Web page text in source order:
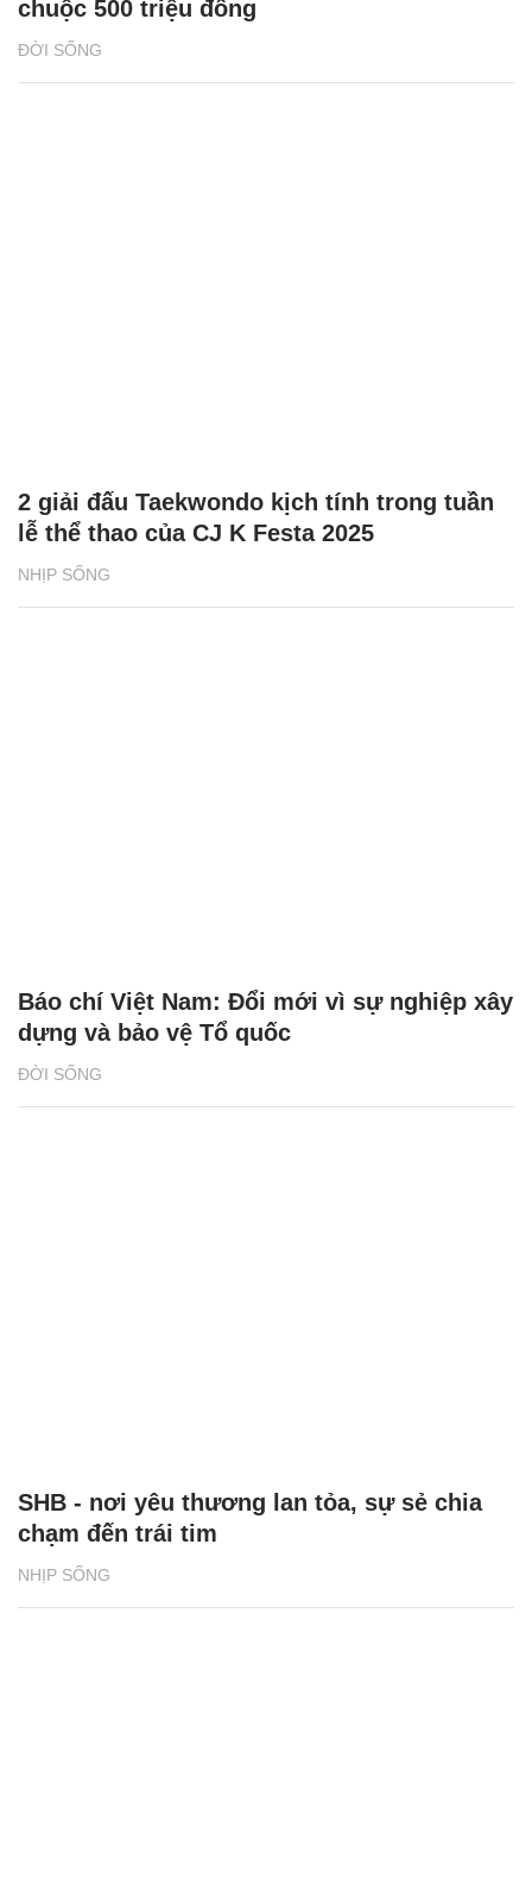
ĐỜI SỐNG
chuộc 500 triệu đồng
NHỊP SỐNG
2 giải đấu Taekwondo kịch tính trong tuần
lễ thể thao của CJ K Festa 2025
ĐỜI SỐNG
Báo chí Việt Nam: Đổi mới vì sự nghiệp xây
dựng và bảo vệ Tổ quốc
NHỊP SỐNG
SHB - nơi yêu thương lan tỏa, sự sẻ chia
chạm đến trái tim